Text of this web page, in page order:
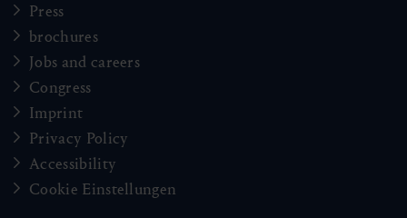
Press
brochures
Jobs and careers
Congress
Imprint
Privacy Policy
Accessibility
Cookie Einstellungen